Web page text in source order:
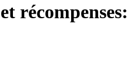
récompenses: